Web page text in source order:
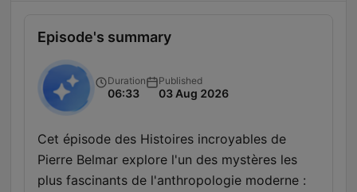
Episode's summary
Duration
06:33
Published
03 Aug 2026
Cet épisode des Histoires incroyables de
Pierre Belmar explore l'un des mystères les
plus fascinants de l'anthropologie moderne :